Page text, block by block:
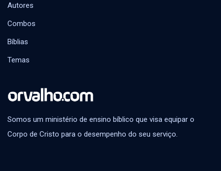
Somos um ministério de ensino bíblico que visa equipar o
Corpo de Cristo para o desempenho do seu serviço.
Autores
Combos
Bíblias
Temas